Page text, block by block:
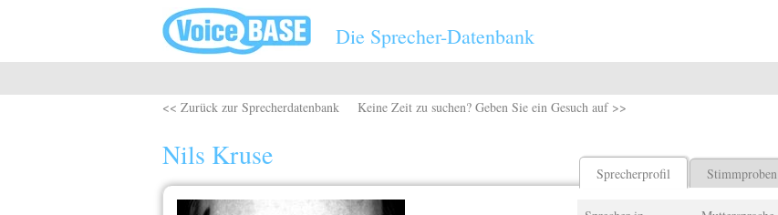
Die Sprecher-Datenbank
<< Zurück zur Sprecherdatenbank Keine Zeit zu suchen? Geben Sie ein Gesuch auf >>
Nils Kruse
Sprecherprofil Stimmproben